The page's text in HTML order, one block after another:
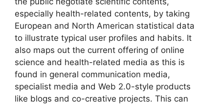
especially health-related contents, by taking
European and North American statistical data
to illustrate typical user profiles and habits. It
also maps out the current offering of online
science and health-related media as this is
found in general communication media,
specialist media and Web 2.0-style products
like blogs and co-creative projects. This can